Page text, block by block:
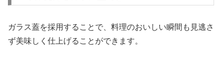
ガラス蓋を採用することで、料理のおいしい瞬間も見逃さ
ず美味しく仕上げることができます。